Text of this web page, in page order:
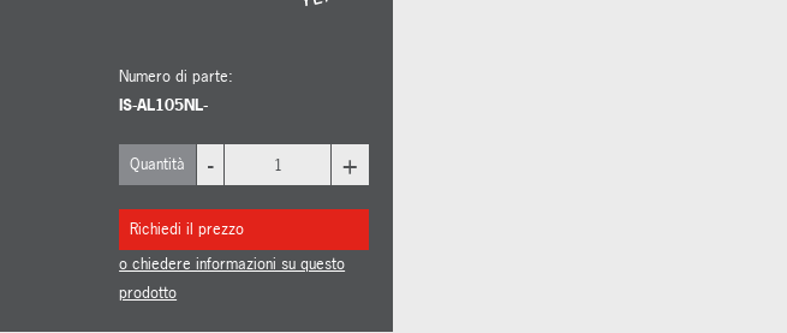
Numero di parte:
IS-AL105NL-
Quantità - +
Richiedi il prezzo
o chiedere informazioni su questo
prodotto